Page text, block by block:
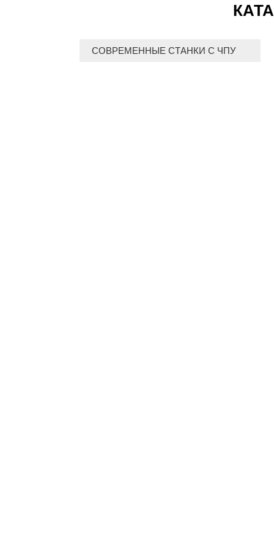
СОВРЕМЕННЫЕ СТАНКИ С ЧПУ